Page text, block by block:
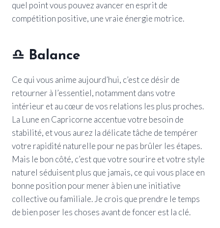
quel point vous pouvez avancer en esprit de
compétition positive, une vraie énergie motrice.
♎ Balance
Ce qui vous anime aujourd’hui, c’est ce désir de
retourner à l’essentiel, notamment dans votre
intérieur et au cœur de vos relations les plus proches.
La Lune en Capricorne accentue votre besoin de
stabilité, et vous aurez la délicate tâche de tempérer
votre rapidité naturelle pour ne pas brûler les étapes.
Mais le bon côté, c’est que votre sourire et votre style
naturel séduisent plus que jamais, ce qui vous place en
bonne position pour mener à bien une initiative
collective ou familiale. Je crois que prendre le temps
de bien poser les choses avant de foncer est la clé.